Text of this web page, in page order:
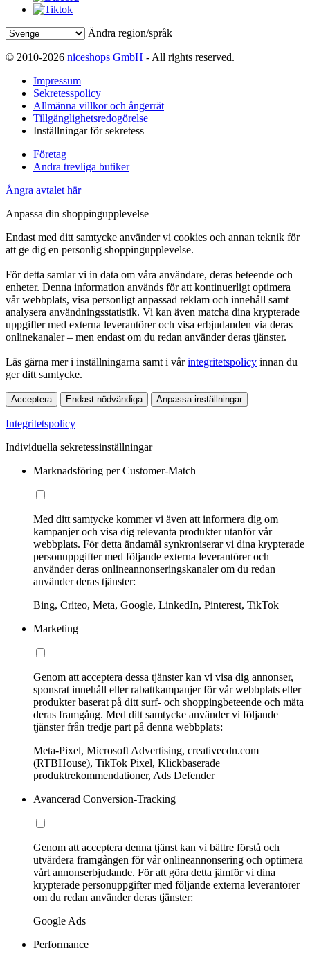
Ändra region/språk
© 2010-2026 niceshops GmbH - All rights reserved.
Impressum
Sekretesspolicy
Allmänna villkor och ångerrät
Tillgänglighetsredogörelse
Inställningar för sekretess
Företag
Andra trevliga butiker
Ångra avtalet här
Anpassa din shoppingupplevelse
Endast med ditt samtycke använder vi cookies och annan teknik för
att ge dig en personlig shoppingupplevelse.
För detta samlar vi in data om våra användare, deras beteende och
enheter. Denna information används för att kontinuerligt optimera
vår webbplats, visa personligt anpassad reklam och innehåll samt
analysera användningsstatistik. Vi kan även matcha dina krypterade
uppgifter med externa leverantörer och visa erbjudanden via deras
onlinekanaler – men endast om du redan använder deras tjänster.
Läs gärna mer i inställningarna samt i vårintegritetspolicy innan du
ger ditt samtycke.
Acceptera Endast nödvändiga Anpassa inställningar
Integritetspolicy
Individuella sekretessinställningar
Marknadsföring per Customer-Match
Med ditt samtycke kommer vi även att informera dig om
kampanjer och visa dig relevanta produkter utanför vår
webbplats. För detta ändamål synkroniserar vi dina krypterade
personuppgifter med följande externa leverantörer och
använder deras onlineannonseringskanaler om du redan
använder deras tjänster:
Bing, Criteo, Meta, Google, LinkedIn, Pinterest, TikTok
Marketing
Genom att acceptera dessa tjänster kan vi visa dig annonser,
sponsrat innehåll eller rabattkampanjer för vår webbplats eller
produkter baserat på ditt surf- och shoppingbeteende och mäta
deras framgång. Med ditt samtycke använder vi följande
tjänster från tredje part på denna webbplats:
Meta-Pixel, Microsoft Advertising, creativecdn.com
(RTBHouse), TikTok Pixel, Klickbaserade
produktrekommendationer, Ads Defender
Avancerad Conversion-Tracking
Genom att acceptera denna tjänst kan vi bättre förstå och
utvärdera framgången för vår onlineannonsering och optimera
vårt annonserbjudande. För att göra detta jämför vi dina
krypterade personuppgifter med följande externa leverantörer
om du redan använder deras tjänster:
Google Ads
Performance